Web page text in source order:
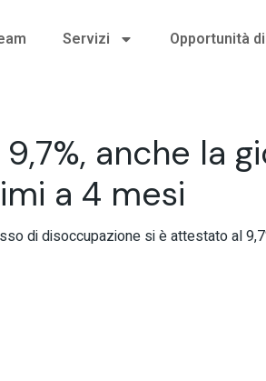
Servizi Opportunità
anche la
a 4 mesi
di disoccupazione si è attestato al